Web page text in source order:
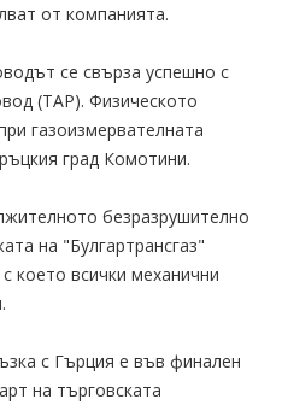
от компанията.
се свърза успешно с
(ТАР). Физическото
газоизмервателната
град Комотини.
безразрушително
на "Булгартрансгаз"
което всички механични
с Гърция е във финален
на търговската